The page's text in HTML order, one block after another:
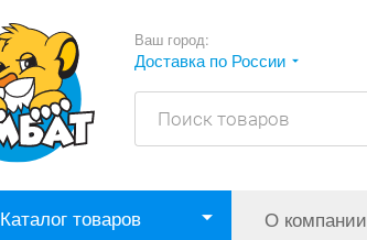
Ваш город:
Доставка по России
Каталог товаров О компании